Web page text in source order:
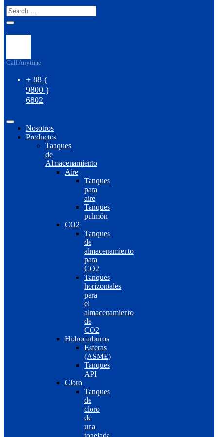
Call Anytime
+ 88 (
9800 )
6802
Nosotros
Productos
Tanques
de
Almacenamiento
Aire
Tanques
para
aire
Tanques
pulmón
CO2
Tanques
de
almacenamiento
para
CO2
Tanques
horizontales
para
el
almacenamiento
de
CO2
Hidrocarburos
Esferas
(ASME)
Tanques
API
Cloro
Tanques
de
cloro
de
una
tonelada